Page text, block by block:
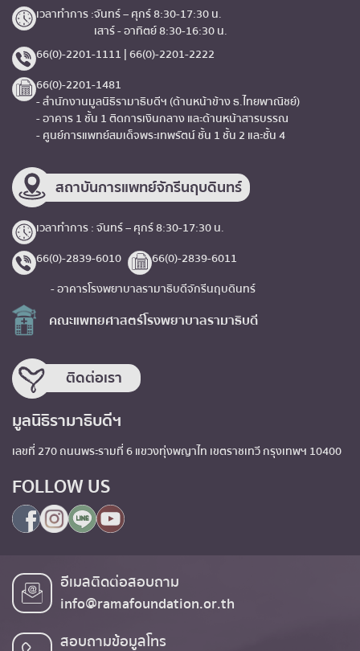
เวลาทำการ :จันทร์ – ศุกร์ 8:30-17:30 น.
เสาร์ - อาทิตย์ 8:30-16:30 น.
66(0)-2201-1111 | 66(0)-2201-2222
66(0)-2201-1481
- สำนักงานมูลนิธิรามาธิบดีฯ (ด้านหน้าข้าง ธ.ไทยพาณิชย์)
- อาคาร 1 ชั้น 1 ติดการเงินกลาง และด้านหน้าสารบรรณ
- ศูนย์การแพทย์สมเด็จพระเทพรัตน์ ชั้น 1 ชั้น 2 และชั้น 4
สถาบันการแพทย์จักรีนฤบดินทร์
เวลาทำการ : จันทร์ – ศุกร์ 8:30-17:30 น.
66(0)-2839-6010
66(0)-2839-6011
- อาคารโรงพยาบาลรามาธิบดีจักรีนฤบดินทร์
คณะแพทยศาสตร์โรงพยาบาลรามาธิบดี
ติดต่อเรา
มูลนิธิรามาธิบดีฯ
เลขที่ 270 ถนนพระรามที่ 6 แขวงทุ่งพญาไท เขตราชเทวี กรุงเทพฯ 10400
FOLLOW US
อีเมลติดต่อสอบถาม
info@ramafoundation.or.th
สอบถามข้อมูลโทร